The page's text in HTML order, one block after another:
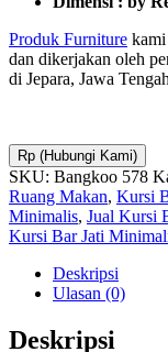
Produk Furniture
dan dikerjakan oleh
di Jepara, Jawa
Rp (Hubungi Kami)
SKU: Bangkoo 578
Ruang Makan, Kursi
Minimalis, Jual Kursi
Kursi Bar Jati
Deskripsi
Ulasan (0)
Deskripsi